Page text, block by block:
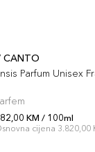
CANTO
Parfum Unisex
KM / 100ml
cijena 3.820,00